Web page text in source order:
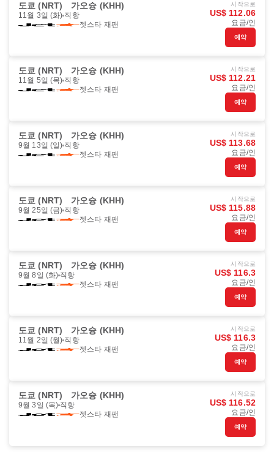
도쿄 (NRT) 가오슝 (KHH)
11월 3일 (화) 직항
젯스타 재팬
시작으로
US$ 112.06
요금/인
예약
도쿄 (NRT) 가오슝 (KHH)
11월 5일 (목) 직항
젯스타 재팬
시작으로
US$ 112.21
요금/인
예약
도쿄 (NRT) 가오슝 (KHH)
9월 13일 (일) 직항
젯스타 재팬
시작으로
US$ 113.68
요금/인
예약
도쿄 (NRT) 가오슝 (KHH)
9월 25일 (금) 직항
젯스타 재팬
시작으로
US$ 115.88
요금/인
예약
도쿄 (NRT) 가오슝 (KHH)
9월 8일 (화) 직항
젯스타 재팬
시작으로
US$ 116.3
요금/인
예약
도쿄 (NRT) 가오슝 (KHH)
11월 2일 (월) 직항
젯스타 재팬
시작으로
US$ 116.3
요금/인
예약
도쿄 (NRT) 가오슝 (KHH)
9월 3일 (목) 직항
젯스타 재팬
시작으로
US$ 116.52
요금/인
예약